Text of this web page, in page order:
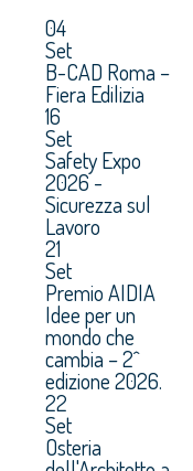
04
Set
B-CAD Roma –
Fiera Edilizia
16
Set
Safety Expo
2026 -
Sicurezza sul
Lavoro
21
Set
Premio AIDIA
Idee per un
mondo che
cambia – 2^
edizione 2026.
22
Set
Osteria